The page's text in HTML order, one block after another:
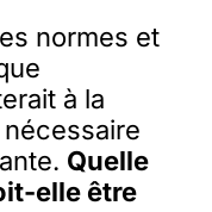
normes et
à la
Quelle
elle être